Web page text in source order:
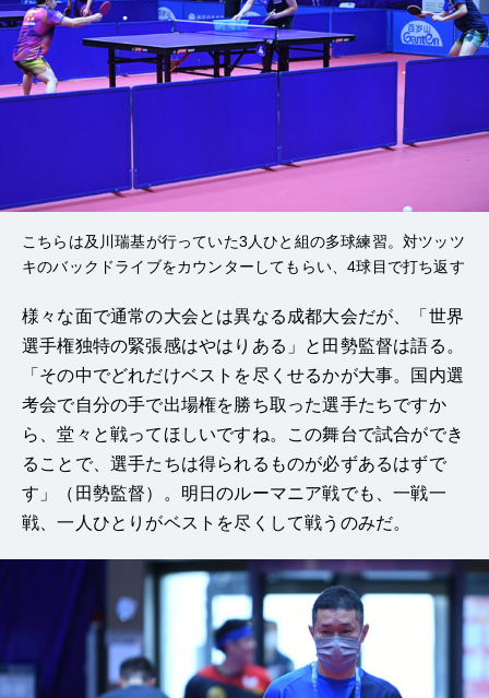
こちらは及川瑞基が行っていた3人ひと組の多球練習。対ツッツ
キのバックドライブをカウンターしてもらい、4球目で打ち返す
様々な面で通常の大会とは異なる成都大会だが、「世界
選手権独特の緊張感はやはりある」と田勢監督は語る。
「その中でどれだけベストを尽くせるかが大事。国内選
考会で自分の手で出場権を勝ち取った選手たちですか
ら、堂々と戦ってほしいですね。この舞台で試合ができ
ることで、選手たちは得られるものが必ずあるはずで
す」（田勢監督）。明日のルーマニア戦でも、一戦一
戦、一人ひとりがベストを尽くして戦うのみだ。